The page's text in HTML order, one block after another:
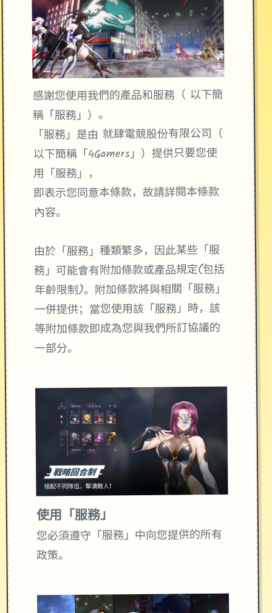
感謝您使用我們的產品和服務（ 以下簡
稱「服務」）。
「服務」是由 就肆電競股份有限公司（
以下簡稱「4Gamers」）提供只要您使
用「服務」，
即表示您同意本條款，故請詳閱本條款
內容。
由於「服務」種類繁多，因此某些「服
務」可能會有附加條款或產品規定(包括
年齡限制)。附加條款將與相關「服務」
一併提供；當您使用該「服務」時，該
等附加條款即成為您與我們所訂協議的
一部分。
使用「服務」
您必須遵守「服務」中向您提供的所有
政策。